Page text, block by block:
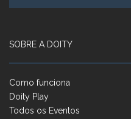
SOBRE A DOITY
Como funciona
Doity Play
Todos os Eventos